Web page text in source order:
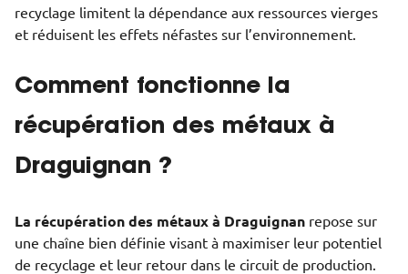
recyclage limitent la dépendance aux ressources vierges
et réduisent les effets néfastes sur l’environnement.
Comment fonctionne la
récupération des métaux à
Draguignan ?
La récupération des métaux à Draguignan repose sur
une chaîne bien définie visant à maximiser leur potentiel
de recyclage et leur retour dans le circuit de production.